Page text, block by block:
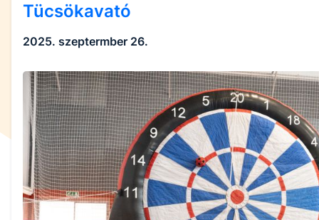
Tücsökavató
2025. szeptermber 26.